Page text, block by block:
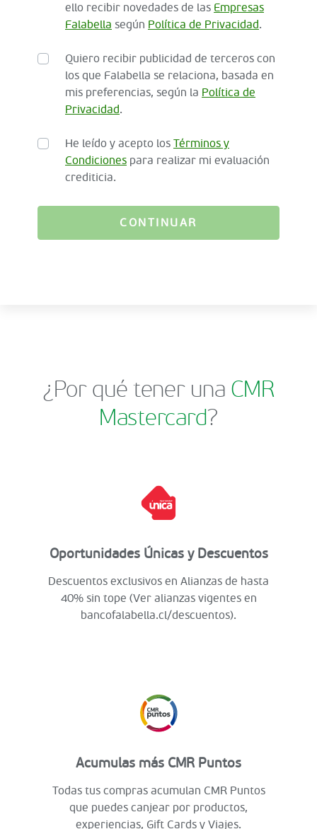
ello recibir novedades de las Empresas
Falabella según Política de Privacidad.
Quiero recibir publicidad de terceros con
los que Falabella se relaciona, basada en
mis preferencias, según la Política de
Privacidad.
He leído y acepto los Términos y
Condiciones para realizar mi evaluación
crediticia.
CONTINUAR
¿Por qué tener una CMR
Mastercard?
Oportunidades Únicas y Descuentos
Descuentos exclusivos en Alianzas de hasta
40% sin tope (Ver alianzas vigentes en
bancofalabella.cl/descuentos).
Acumulas más CMR Puntos
Todas tus compras acumulan CMR Puntos
que puedes canjear por productos,
experiencias, Gift Cards y Viajes.